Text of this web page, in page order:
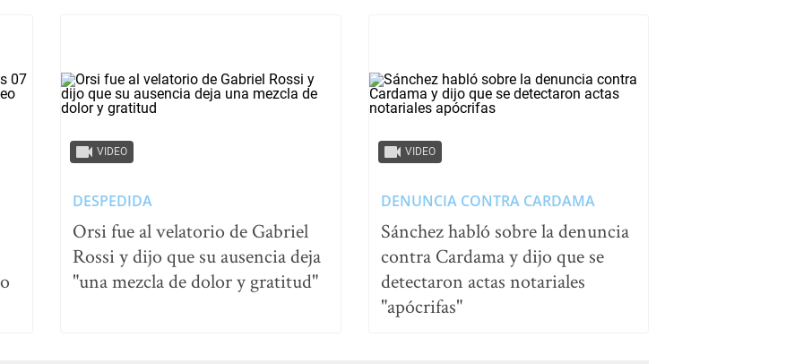
VIDEO
DESPEDIDA
Orsi fue al velatorio de Gabriel
Rossi y dijo que su ausencia deja
"una mezcla de dolor y gratitud"
VIDEO
DENUNCIA CONTRA CARDAMA
Sánchez habló sobre la denuncia
contra Cardama y dijo que se
detectaron actas notariales
"apócrifas"